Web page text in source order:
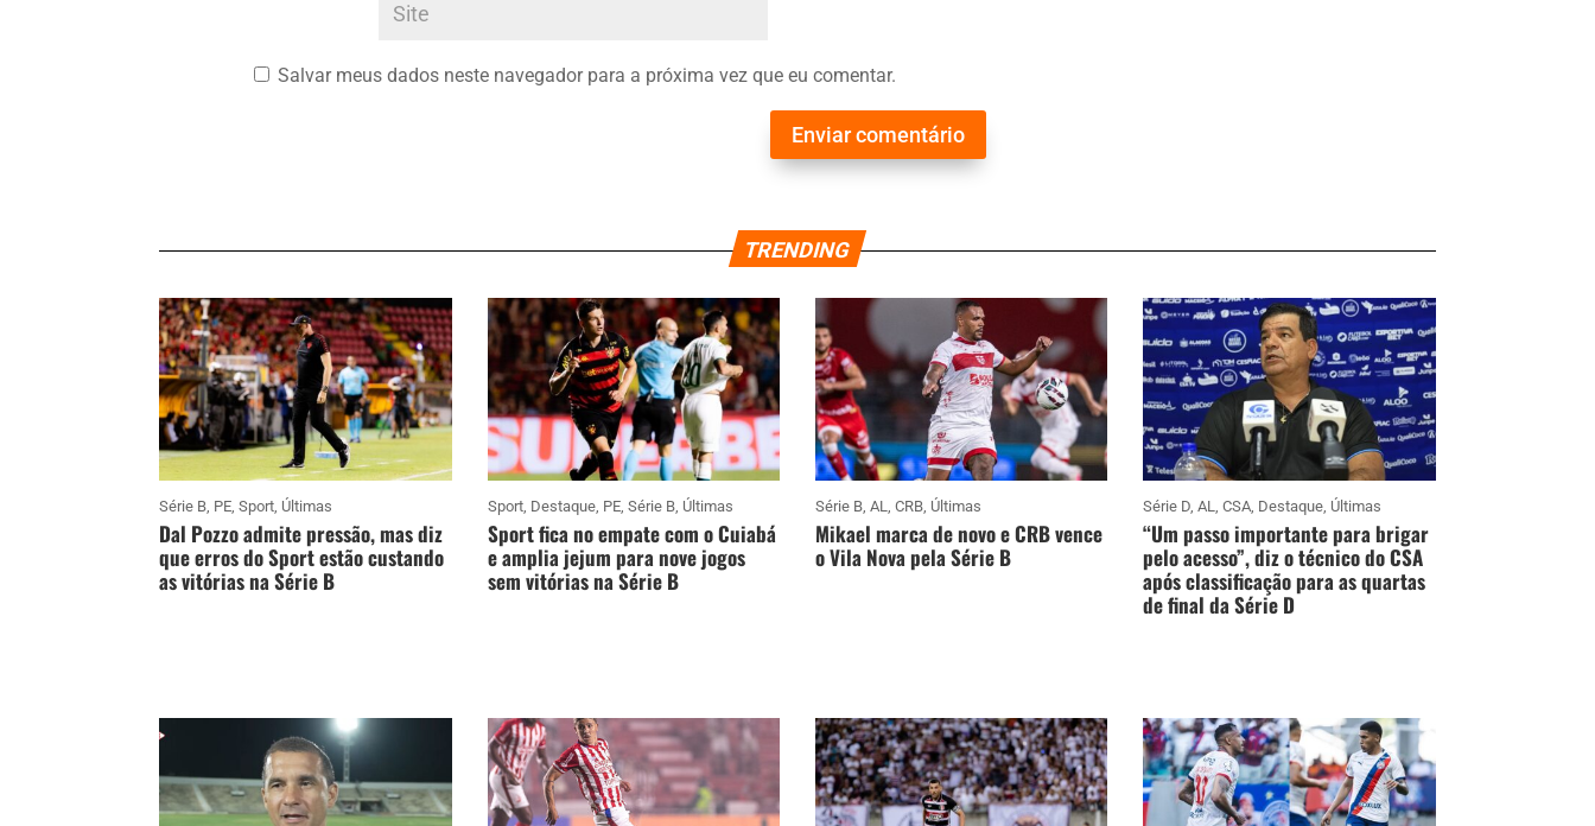
Salvar meus dados neste navegador para a próxima vez que eu comentar.
Enviar comentário
TRENDING
Série B, PE,Sport, Últimas
Dal Pozzo admite pressão, mas diz
que erros do Sport estão custando
as vitórias na Série B
Sport, Destaque, PE, Série B, Últimas
Sport fica no empate com o Cuiabá
e amplia jejum para nove jogos
sem vitórias na Série B
Série B, AL, CRB, Últimas
Mikael marca de novo e CRB vence
o Vila Nova pela Série B
Série D,AL,CSA, Destaque, Últimas
“Um passo importante para brigar
pelo acesso”, diz o técnico do CSA
após classificação para as quartas
de final da Série D